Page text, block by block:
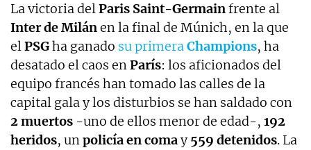
La victoria delParis Saint-Germainfrente al
Inter de Milánen la final de Múnich, en la que
elPSGha ganado su primeraChampions, ha
desatado el caos enParís: los aficionados del
equipo francés han tomado las calles de la
capital gala y los disturbios se han saldado con
2 muertos -uno de ellos menor de edad-, 192
heridos, unpolicía en comay559 detenidos. La